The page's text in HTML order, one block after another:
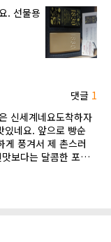
. 선물용
댓글 1
신세계네요도착하자
있네요. 앞으로 빵순
게 풍겨서 제 촌스러
보다는 달콤한 포도